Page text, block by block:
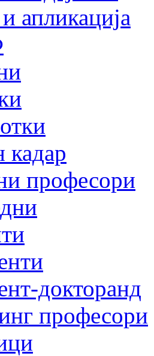
апликација
кадар
професори
докторанд
професори